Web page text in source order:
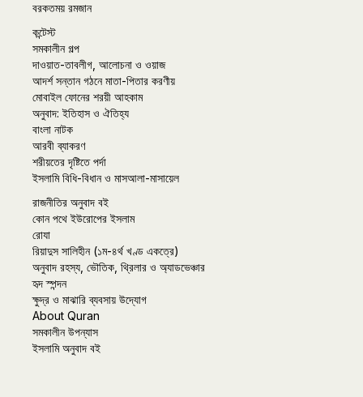
বরকতময় রমজান
কন্টেস্ট
সমকালীন গল্প
দাওয়াত-তাবলীগ, আলোচনা ও ওয়াজ
আদর্শ সন্তান গঠনে মাতা-পিতার করণীয়
মোবাইল ফোনের শরয়ী আহকাম
অনুবাদ: ইতিহাস ও ঐতিহ্য
বাংলা নাটক
আরবী ব্যাকরণ
শরীয়তের দৃষ্টিতে পর্দা
ইসলামি বিধি-বিধান ও মাসআলা-মাসায়েল
রাজনীতির অনুবাদ বই
কোন পথে ইউরোপের ইসলাম
রোযা
রিয়াদুস সালিহীন (১ম-৪র্থ খণ্ড একত্রে)
অনুবাদ রহস্য, ভৌতিক, থ্রিলার ও অ্যাডভেঞ্চার
হৃদ স্পন্দন
ক্ষুদ্র ও মাঝারি ব্যবসায় উদ্যোগ
About Quran
সমকালীন উপন্যাস
ইসলামি অনুবাদ বই